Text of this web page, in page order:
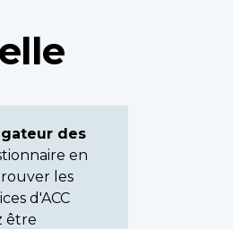
des
en
les
d'ACC
être